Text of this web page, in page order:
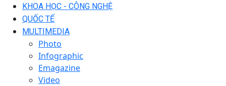
KHOA HỌC - CÔNG NGHỆ
QUỐC TẾ
MULTIMEDIA
Photo
Infographic
Emagazine
Video